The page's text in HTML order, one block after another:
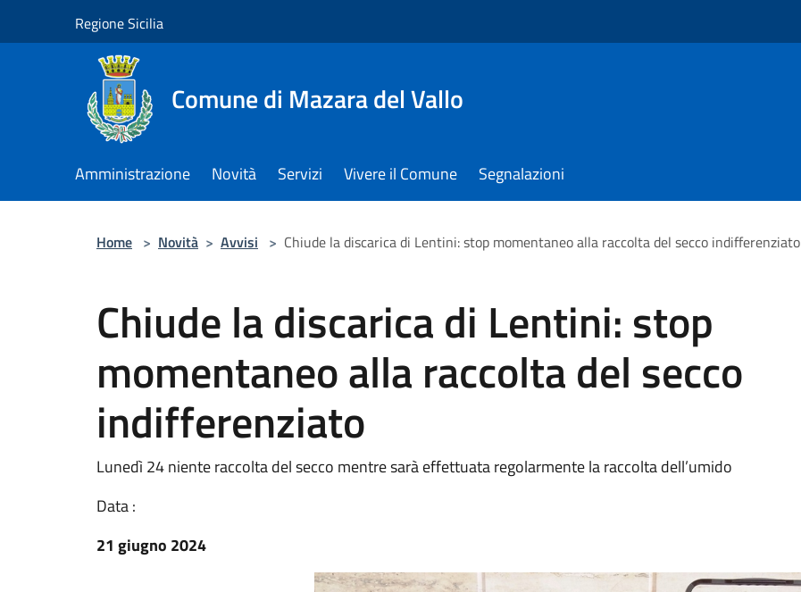
Regione Sicilia
Comune di Mazara del Vallo
Amministrazione Novità Servizi Vivere il Comune Segnalazioni
Home > Novità > Avvisi > Chiude la discarica di Lentini: stop momentaneo alla raccolta del secco indifferenziato
Chiude la discarica di Lentini: stop
momentaneo alla raccolta del secco
indifferenziato
Lunedì 24 niente raccolta del secco mentre sarà effettuata regolarmente la raccolta dell’umido
Data :
21 giugno 2024